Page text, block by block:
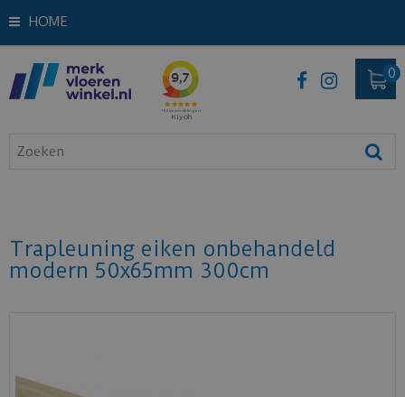
HOME
Trapleuning eiken onbehandeld
modern 50x65mm 300cm